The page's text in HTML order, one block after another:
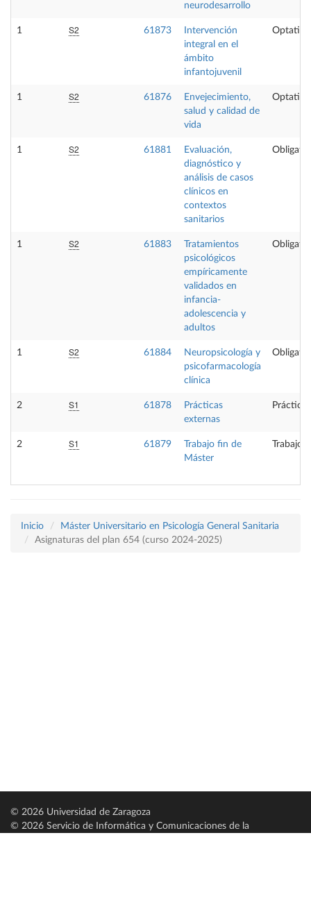
neurodesarrollo
1 S2 61873
Intervención
integral en el
ámbito
infantojuvenil
Optativa
1 S2 61876
Envejecimiento,
salud y calidad de
vida
Optativa
1 S2 61881
Evaluación,
diagnóstico y
análisis de casos
clínicos en
contextos
sanitarios
1 S2 61883
Tratamientos
psicológicos
empíricamente
validados en
infancia-
adolescencia y
adultos
1 S2 61884
Neuropsicología y
psicofarmacología
clínica
2 S1 61878
Prácticas
externas
2 S1 61879
Trabajo fin de
Máster
Trabajo
Inicio
Máster Universitario en Psicología General Sanitaria
Asignaturas del plan 654 (curso 2024-2025)
© 2026 Universidad de Zaragoza
© 2026 Servicio de Informática y Comunicaciones de la